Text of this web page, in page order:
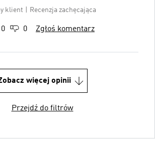
klient
Recenzja zachęcająca
0 0 Zgłoś komentarz
więcej opinii
Przejdź do filtrów